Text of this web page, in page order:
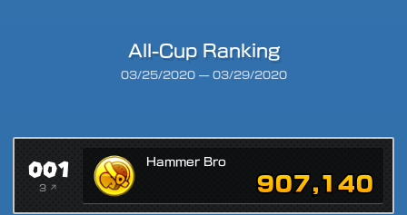
All-Cup Ranking
03/25/2020— 03/29/2020
001
3 ↗
Hammer Bro
907,140